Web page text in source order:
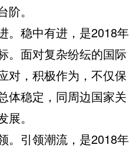
。
稳中有进，是2018年
。面对复杂纷纭的国际
对，积极作为，不仅保
体稳定，同周边国家关
。
引领潮流，是2018年